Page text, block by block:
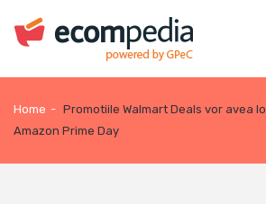
Home - Promotiile Walmart Deals vor avea
Amazon Prime Day